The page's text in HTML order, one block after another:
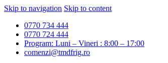
Skip to navigation Skip to content
0770 734 444
0770 724 444
Program: Luni – Vineri : 8:00 – 17:00
comenzi@tmdfrig.ro